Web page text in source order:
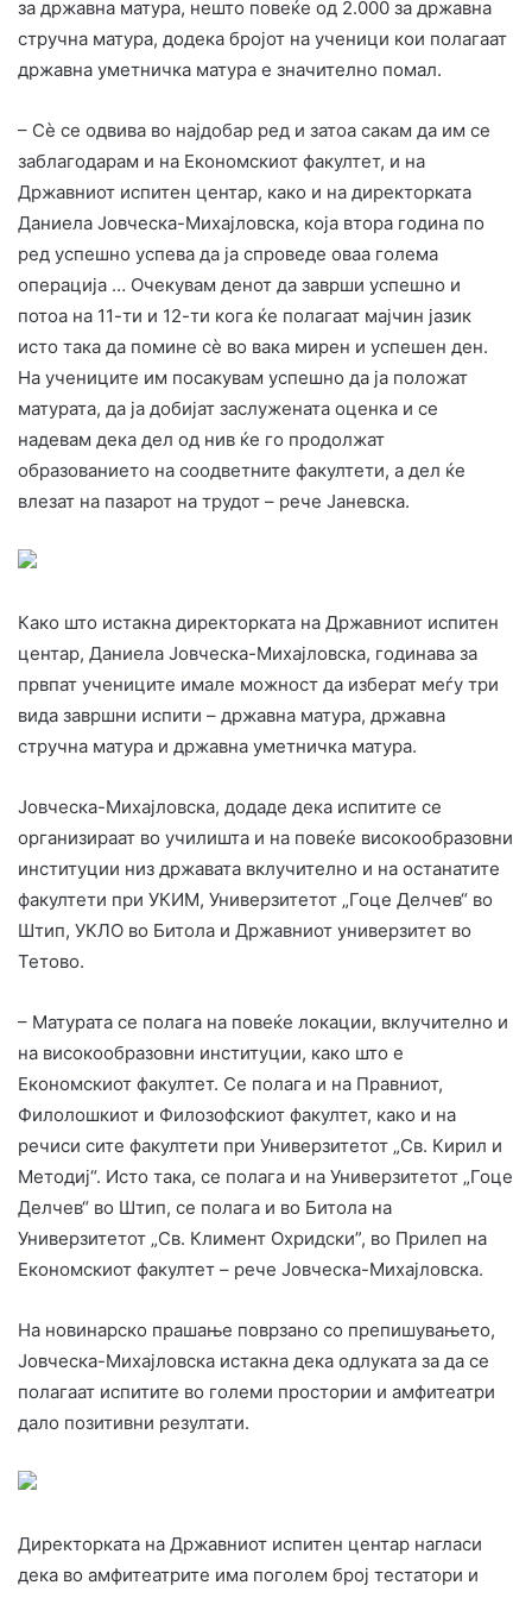
за државна матура, нешто повеќе од 2.000 за државна
стручна матура, додека бројот на ученици кои полагаат
државна уметничка матура е значително помал.
– Сè се одвива во најдобар ред и затоа сакам да им се
заблагодарам и на Економскиот факултет, и на
Државниот испитен центар, како и на директорката
Даниела Јовческа-Михајловска, која втора година по
ред успешно успева да ја спроведе оваа голема
операција … Очекувам денот да заврши успешно и
потоа на 11-ти и 12-ти кога ќе полагаат мајчин јазик
исто така да помине сè во вака мирен и успешен ден.
На учениците им посакувам успешно да ја положат
матурата, да ја добијат заслужената оценка и се
надевам дека дел од нив ќе го продолжат
образованието на соодветните факултети, а дел ќе
влезат на пазарот на трудот – рече Јаневска.
Како што истакна директорката на Државниот испитен
центар, Даниела Јовческа-Михајловска, годинава за
првпат учениците имале можност да изберат меѓу три
вида завршни испити – државна матура, државна
стручна матура и државна уметничка матура.
Јовческа-Михајловска, додаде дека испитите се
организираат во училишта и на повеќе високообразовни
институции низ државата вклучително и на останатите
факултети при УКИМ, Универзитетот „Гоце Делчев“ во
Штип, УКЛО во Битола и Државниот универзитет во
Тетово.
– Матурата се полага на повеќе локации, вклучително и
на високообразовни институции, како што е
Економскиот факултет. Се полага и на Правниот,
Филолошкиот и Филозофскиот факултет, како и на
речиси сите факултети при Универзитетот „Св. Кирил и
Методиј“. Исто така, се полага и на Универзитетот „Гоце
Делчев“ во Штип, се полага и во Битола на
Универзитетот „Св. Климент Охридски”, во Прилеп на
Економскиот факултет – рече Јовческа-Михајловска.
На новинарско прашање поврзано со препишувањето,
Јовческа-Михајловска истакна дека одлуката за да се
полагаат испитите во големи простории и амфитеатри
дало позитивни резултати.
Директорката на Државниот испитен центар нагласи
дека во амфитеатрите има поголем број тестатори и